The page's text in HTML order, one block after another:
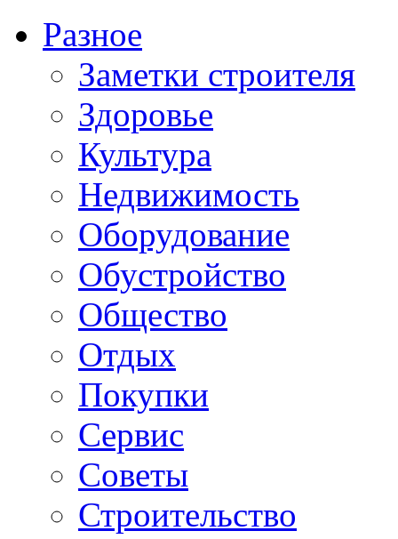
Разное
Заметки строителя
Здоровье
Культура
Недвижимость
Оборудование
Обустройство
Общество
Отдых
Покупки
Сервис
Советы
Строительство